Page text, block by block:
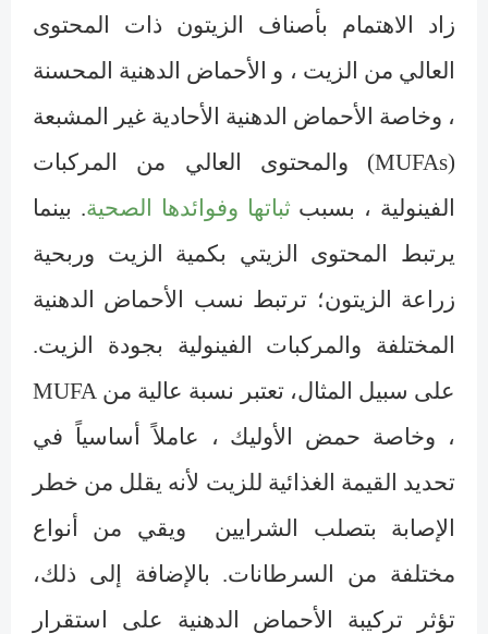
زاد الاهتمام بأصناف الزيتون ذات المحتوى
العالي من الزيت ، و الأحماض الدهنية المحسنة
، وخاصة الأحماض الدهنية الأحادية غير المشبعة
(
MUFAs) والمحتوى العالي من المركبات
الفينولية ، بسبب ثباتها وفوائدها الصحية. بينما
يرتبط المحتوى الزيتي بكمية الزيت وربحية
زراعة الزيتون؛ ترتبط نسب الأحماض الدهنية
المختلفة والمركبات الفينولية بجودة الزيت.
على سبيل المثال، تعتبر نسبة عالية من MUFA
، وخاصة حمض الأوليك ، عاملاً أساسياً في
تحديد القيمة الغذائية للزيت لأنه يقلل من خطر
الإصابة بتصلب الشرايين
ويقي من أنواع
مختلفة من السرطانات. بالإضافة إلى ذلك،
تؤثر تركيبة الأحماض الدهنية على استقرار